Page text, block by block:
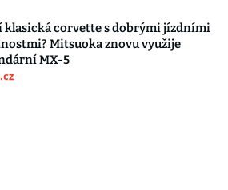
klasická corvette s dobrými jízdními
Mitsuoka znovu využije
MX-5